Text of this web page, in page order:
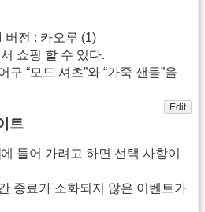
버전 : 카오루 (1)
쇼핑 할 수 있다.
구 “모드 셔츠”와 “가죽 샌들”을
Edit
트
들어 가려고 하면 선택 사항이
종료가 소화되지 않은 이벤트가